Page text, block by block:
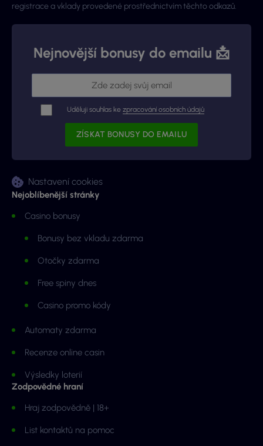
registrace a vklady provedené prostřednictvím těchto odkazů.
Nejnovější bonusy do emailu 📩
Uděluji souhlas ke zpracování osobních údajů
Nastavení cookies
Nejoblíbenější stránky
Casino bonusy
Bonusy bez vkladu zdarma
Otočky zdarma
Free spiny dnes
Casino promo kódy
Automaty zdarma
Recenze online casin
Výsledky loterií
Zodpovědné hraní
Hraj zodpovědně | 18+
List kontaktů na pomoc